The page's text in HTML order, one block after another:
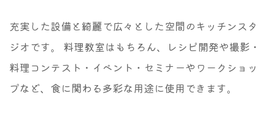
充実した設備と綺麗で広々とした空間のキッチンスタ
ジオです。 料理教室はもちろん、レシピ開発や撮影・
料理コンテスト・イベント・セミナーやワークショッ
プなど、食に関わる多彩な用途に使用できます。